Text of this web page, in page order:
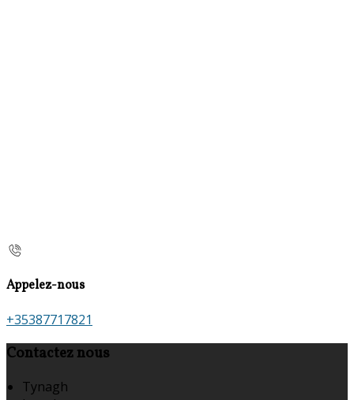
Appelez-nous
+35387717821
Contactez nous
Tynagh